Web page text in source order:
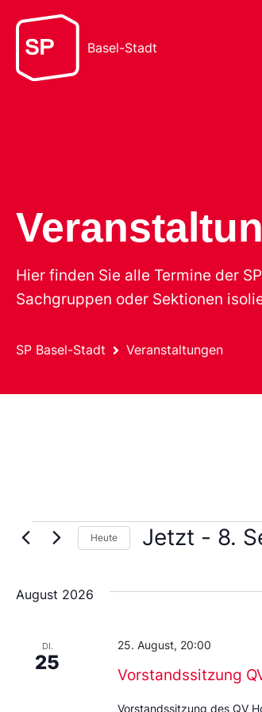
Basel-Stadt
Hier finden Sie alle Termine der
Sachgruppen oder Sektionen
SP Basel-Stadt Veranstaltungen
Heute Jetzt - 8.
das
August 2026
DI.
25
Vorstandssitzung
25. August, 20:00
Vorstandssitzung des QV